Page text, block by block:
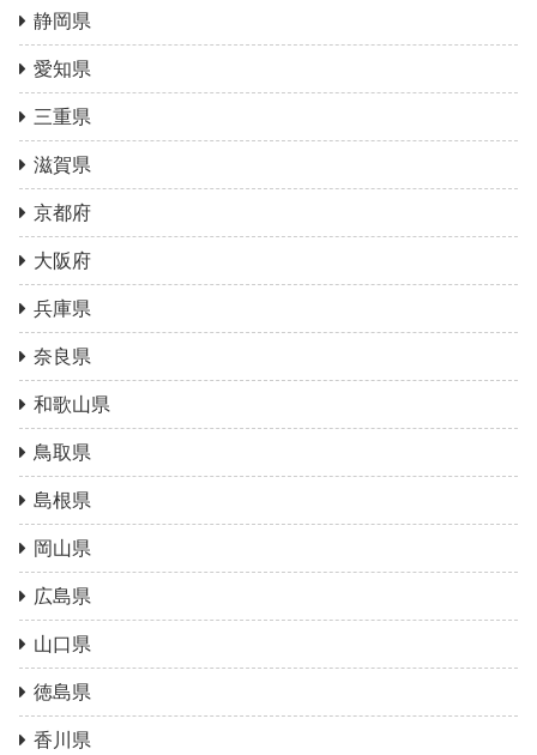
静岡県
愛知県
三重県
滋賀県
京都府
大阪府
兵庫県
奈良県
和歌山県
鳥取県
島根県
岡山県
広島県
山口県
徳島県
香川県